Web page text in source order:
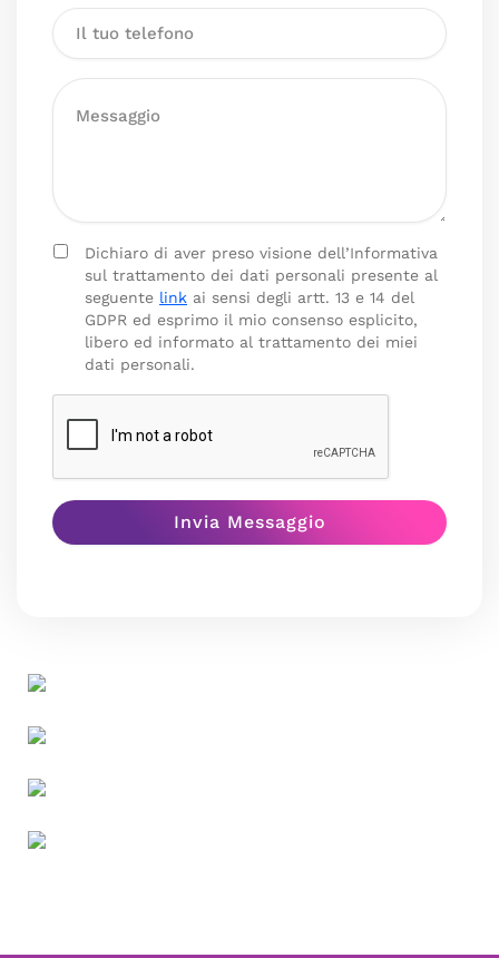
Dichiaro di aver preso visione dell’Informativa
sul trattamento dei dati personali presente al
seguente link ai sensi degli artt. 13 e 14 del
GDPR ed esprimo il mio consenso esplicito,
libero ed informato al trattamento dei miei
dati personali.